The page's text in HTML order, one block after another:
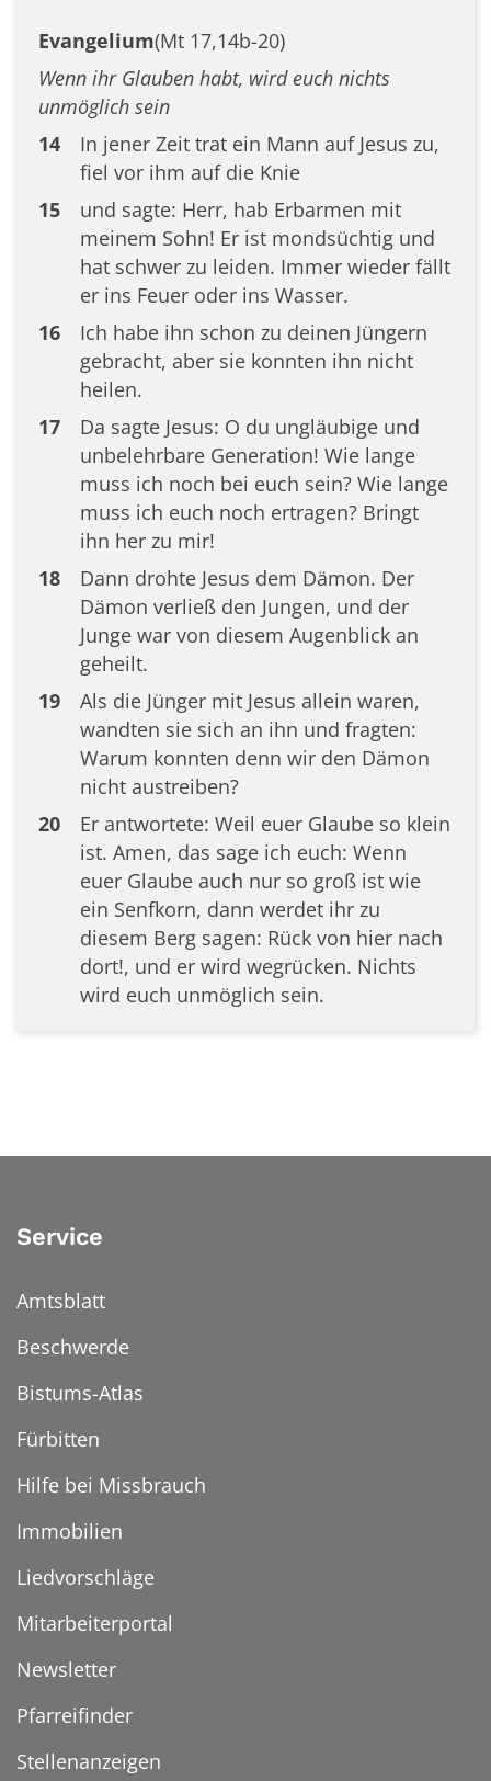
Evangelium(Mt 17,14b-20)
Wenn ihr Glauben habt, wird euch nichts
unmöglich sein
14
In jener Zeit trat ein Mann auf Jesus zu,
fiel vor ihm auf die Knie
15
und sagte: Herr, hab Erbarmen mit
meinem Sohn! Er ist mondsüchtig und
hat schwer zu leiden. Immer wieder fällt
er ins Feuer oder ins Wasser.
16
Ich habe ihn schon zu deinen Jüngern
gebracht, aber sie konnten ihn nicht
heilen.
17
Da sagte Jesus: O du ungläubige und
unbelehrbare Generation! Wie lange
muss ich noch bei euch sein? Wie lange
muss ich euch noch ertragen? Bringt
ihn her zu mir!
18
Dann drohte Jesus dem Dämon. Der
Dämon verließ den Jungen, und der
Junge war von diesem Augenblick an
geheilt.
19
Als die Jünger mit Jesus allein waren,
wandten sie sich an ihn und fragten:
Warum konnten denn wir den Dämon
nicht austreiben?
20
Er antwortete: Weil euer Glaube so klein
ist. Amen, das sage ich euch: Wenn
euer Glaube auch nur so groß ist wie
ein Senfkorn, dann werdet ihr zu
diesem Berg sagen: Rück von hier nach
dort!, und er wird wegrücken. Nichts
wird euch unmöglich sein.
Service
Amtsblatt
Beschwerde
Bistums-Atlas
Fürbitten
Hilfe bei Missbrauch
Immobilien
Liedvorschläge
Mitarbeiterportal
Newsletter
Pfarreifinder
Stellenanzeigen